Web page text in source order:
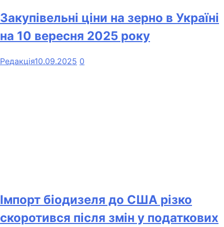
Закупівельні ціни на зерно в Україні
на 10 вересня 2025 року
Редакція10.09.2025 0
Імпорт біодизеля до США різко
скоротився після змін у податкових